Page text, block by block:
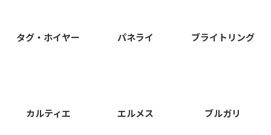
タグ・ホイヤー パネライ ブライトリング
カルティエ エルメス ブルガリ